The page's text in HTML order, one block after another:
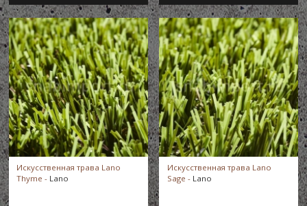
Искусственная трава Lano
Thyme - Lano
Искусственная трава Lano
Sage - Lano